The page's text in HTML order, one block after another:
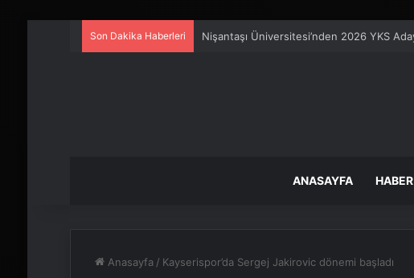
Son Dakika Haberleri Ankara rent a car
ANASAYFA HABER
Anasayfa / Kayserispor’da Sergej Jakirovic dönemi başladı